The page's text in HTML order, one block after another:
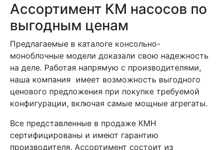
Ассортимент КМ насосов по
выгодным ценам
Предлагаемые в каталоге консольно-
моноблочные модели доказали свою надежность
на деле. Работая напрямую с производителями,
наша компания имеет возможность выгодного
ценового предложения при покупке требуемой
конфигурации, включая самые мощные агрегаты.
Все представленные в продаже КМН
сертифицированы и имеют гарантию
производителя. Ассортимент состоит из